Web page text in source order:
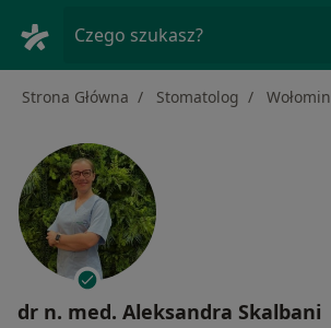
Czego szukasz?
Strona Główna Stomatolog Wołomin
dr n. med. Aleksandra Skalbani